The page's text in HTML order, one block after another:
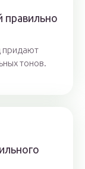
правильно
придают
тонов.